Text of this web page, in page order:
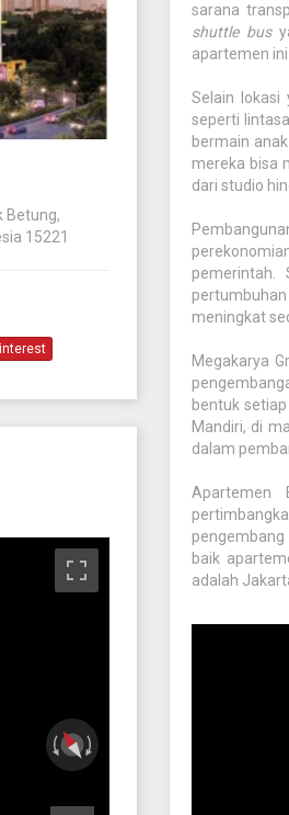
sarana
shuttle bus
apartemen
Selain lokasi
seperti
bermain
mereka bisa
dari studio
meningkat
Megakarya
bentuk
Mandiri, di
dalam
Apartemen
baik
adalah
Betung,
15221